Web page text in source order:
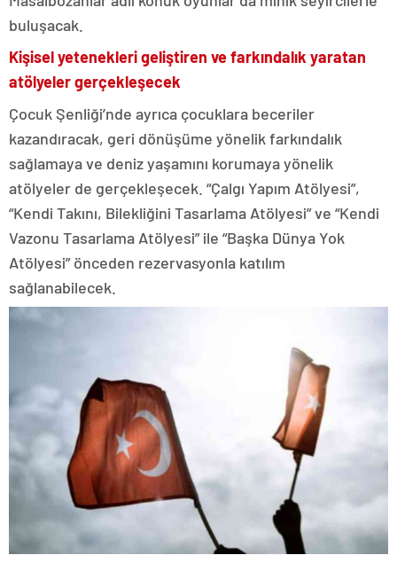
buluşacak.
Kişisel yetenekleri geliştiren ve farkındalık yaratan
atölyeler gerçekleşecek
Çocuk Şenliği’nde ayrıca çocuklara beceriler
kazandıracak, geri dönüşüme yönelik farkındalık
sağlamaya ve deniz yaşamını korumaya yönelik
atölyeler de gerçekleşecek. “Çalgı Yapım Atölyesi”,
“Kendi Takını, Bilekliğini Tasarlama Atölyesi” ve “Kendi
Vazonu Tasarlama Atölyesi” ile “Başka Dünya Yok
Atölyesi” önceden rezervasyonla katılım
sağlanabilecek.